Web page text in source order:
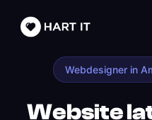
Webdesigner in
Website